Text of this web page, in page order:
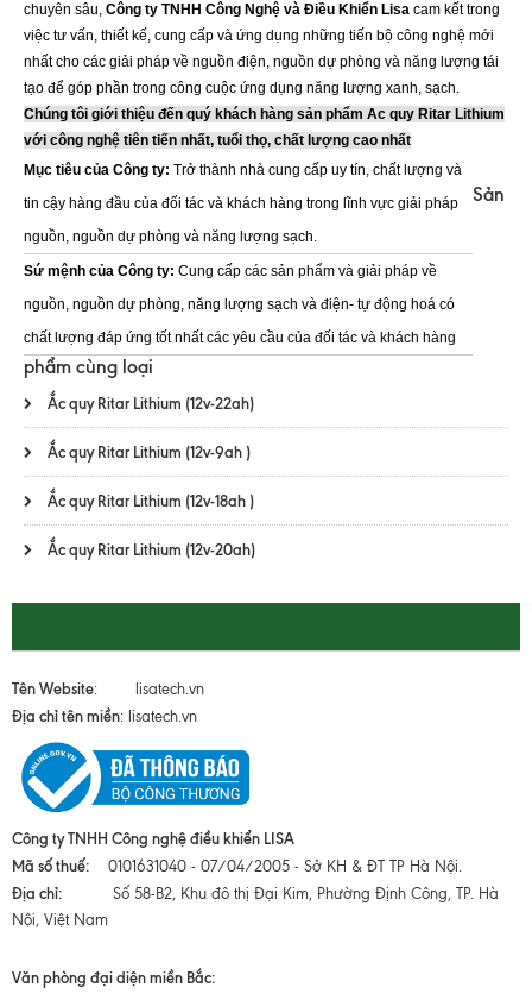
chuyên sâu, Công ty TNHH Công Nghệ và Điều Khiển Lisa cam kết trong
việc tư vấn, thiết kế, cung cấp và ứng dụng những tiến bộ công nghệ mới
nhất cho các giải pháp về nguồn điện, nguồn dự phòng và năng lượng tái
tạo để góp phần trong công cuộc ứng dụng năng lượng xanh, sạch.
Chúng tôi giới thiệu đến quý khách hàng sản phẩm Ac quy Ritar Lithium
với công nghệ tiên tiến nhất, tuổi thọ, chất lượng cao nhất
Mục tiêu của Công ty: Trở thành nhà cung cấp uy tín, chất lượng và
tin cậy hàng đầu của đối tác và khách hàng trong lĩnh vực giải pháp
nguồn, nguồn dự phòng và năng lượng sạch.
Sứ mệnh của Công ty: Cung cấp các sản phẩm và giải pháp về
nguồn, nguồn dự phòng, năng lượng sạch và điện- tự động hoá có
chất lượng đáp ứng tốt nhất các yêu cầu của đối tác và khách hàng
Sản
phẩm cùng loại
Ắc quy Ritar Lithium (12v-22ah)
Ắc quy Ritar Lithium (12v-9ah )
Ắc quy Ritar Lithium (12v-18ah )
Ắc quy Ritar Lithium (12v-20ah)
Tên Website: lisatech.vn
Địa chỉ tên miền: lisatech.vn
Công ty TNHH Công nghệ điều khiển LISA
Mã số thuế: 0101631040 - 07/04/2005 - Sở KH & ĐT TP Hà Nội.
Địa chỉ:
Số 58-B2, Khu đô thị Đại Kim, Phường Định Công, TP. Hà
Nội, Việt Nam
Văn phòng đại diện miền Bắc: